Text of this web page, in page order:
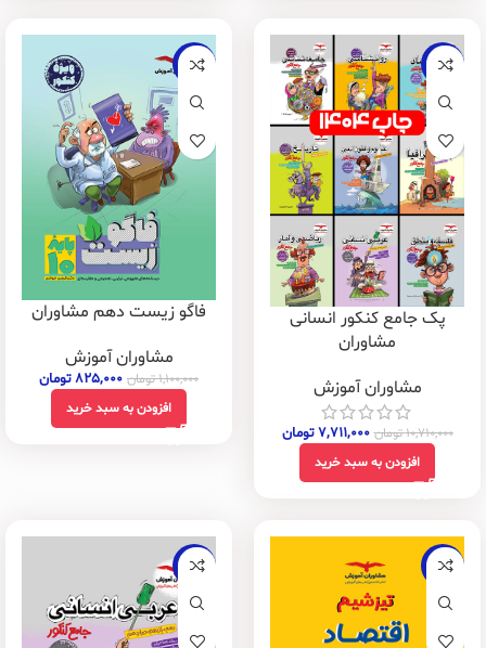
-28%
پک جامع کنکور انسانی
مشاوران
مشاوران آموزش
۱۰,۷۱۰,۰۰۰تومان ۷,۷۱۱,۰۰۰ تومان
افزودن به سبد خرید
-25%
فاگو زیست دهم مشاوران
مشاوران آموزش
۱,۱۰۰,۰۰۰تومان ۸۲۵,۰۰۰ تومان
افزودن به سبد خرید
-15%
-25%